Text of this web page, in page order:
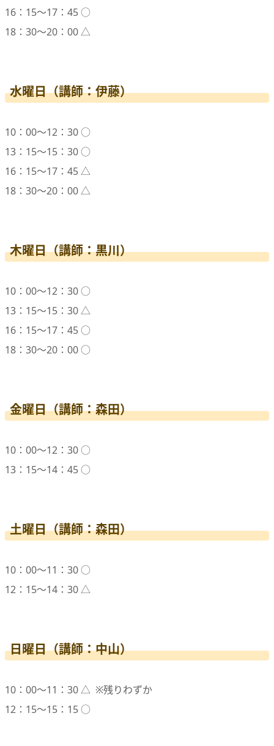
16：15〜17：45 ○
18：30〜20：00 △
水曜日（講師：伊藤）
10：00〜12：30 ○
13：15〜15：30 ○
16：15〜17：45 △
18：30〜20：00 △
木曜日（講師：黒川）
10：00〜12：30 ○
13：15〜15：30 △
16：15〜17：45 ○
18：30〜20：00 ○
金曜日（講師：森田）
10：00〜12：30 ○
13：15〜14：45 ○
土曜日（講師：森田）
10：00〜11：30 ○
12：15〜14：30 △
日曜日（講師：中山）
10：00〜11：30 △ ※残りわずか
12：15〜15：15 ○